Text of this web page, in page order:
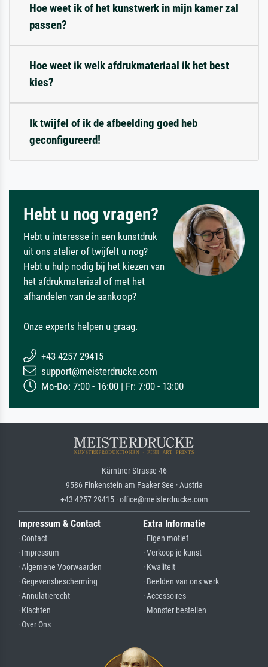
Hoe weet ik of het kunstwerk in mijn kamer zal
passen?
Hoe weet ik welk afdrukmateriaal ik het best
kies?
Ik twijfel of ik de afbeelding goed heb
geconfigureerd!
Hebt u nog vragen?
Hebt u interesse in een kunstdruk
uit ons atelier of twijfelt u nog?
Hebt u hulp nodig bij het kiezen van
het afdrukmateriaal of met het
afhandelen van de aankoop?
Onze experts helpen u graag.
+43 4257 29415
support@meisterdrucke.com
Mo-Do: 7:00 - 16:00 | Fr: 7:00 - 13:00
Kärntner Strasse 46
9586 Finkenstein am Faaker See · Austria
+43 4257 29415 · office@meisterdrucke.com
Impressum & Contact
· Contact
· Impressum
· Algemene Voorwaarden
· Gegevensbescherming
· Annulatierecht
· Klachten
· Over Ons
Extra Informatie
· Eigen motief
· Verkoop je kunst
· Kwaliteit
· Beelden van ons werk
· Accessoires
· Monster bestellen